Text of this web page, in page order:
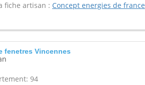
fiche artisan : Concept energies de france
fenetres Vincennes
94